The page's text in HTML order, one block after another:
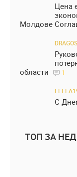
Цена
Молдове
области
1
С
ТОП ЗА